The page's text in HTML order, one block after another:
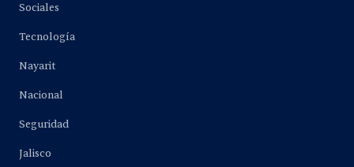
Sociales
Tecnología
Nayarit
Nacional
Seguridad
Jalisco